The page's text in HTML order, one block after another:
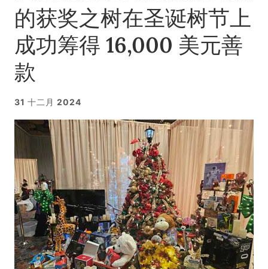
的获奖之树在圣诞树节上
成功筹得 16,000 美元善
款
31 十二月 2024